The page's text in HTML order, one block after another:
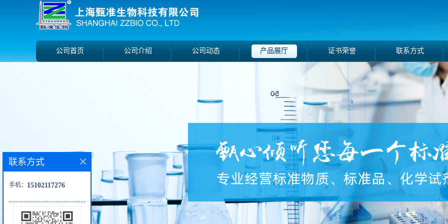
公司首页 公司介绍 公司动态 产品展厅 证书荣誉 联系方式
联系方式
手机： 15102117276